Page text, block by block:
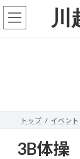
コ
テ
プ
ナ
ゲ
動
川
トップ イベント
3B体操